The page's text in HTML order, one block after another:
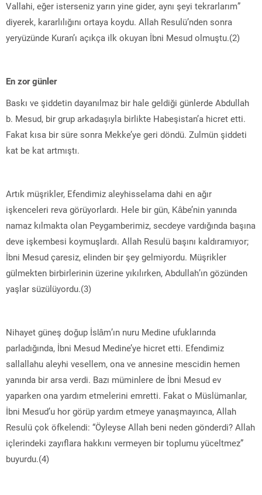
Vallahi, eğer isterseniz yarın yine gider, aynı şeyi tekrarlarım”
diyerek, kararlılığını ortaya koydu. Allah Resulü’nden sonra
yeryüzünde Kuran’ı açıkça ilk okuyan İbni Mesud olmuştu.(2)
En zor günler
Baskı ve şiddetin dayanılmaz bir hale geldiği günlerde Abdullah
b. Mesud, bir grup arkadaşıyla birlikte Habeşistan’a hicret etti.
Fakat kısa bir süre sonra Mekke’ye geri döndü. Zulmün şiddeti
kat be kat artmıştı.
Artık müşrikler, Efendimiz aleyhisselama dahi en ağır
işkenceleri reva görüyorlardı. Hele bir gün, Kâbe’nin yanında
namaz kılmakta olan Peygamberimiz, secdeye vardığında başına
deve işkembesi koymuşlardı. Allah Resulü başını kaldıramıyor;
İbni Mesud çaresiz, elinden bir şey gelmiyordu. Müşrikler
gülmekten birbirlerinin üzerine yıkılırken, Abdullah’ın gözünden
yaşlar süzülüyordu.(3)
Nihayet güneş doğup İslâm’ın nuru Medine ufuklarında
parladığında, İbni Mesud Medine’ye hicret etti. Efendimiz
sallallahu aleyhi vesellem, ona ve annesine mescidin hemen
yanında bir arsa verdi. Bazı müminlere de İbni Mesud ev
yaparken ona yardım etmelerini emretti. Fakat o Müslümanlar,
İbni Mesud’u hor görüp yardım etmeye yanaşmayınca, Allah
Resulü çok öfkelendi: “Öyleyse Allah beni neden gönderdi? Allah
içlerindeki zayıflara hakkını vermeyen bir toplumu yüceltmez”
buyurdu.(4)